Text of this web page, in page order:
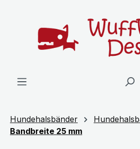
Hundehalsbänder
Bandbreite 25 mm